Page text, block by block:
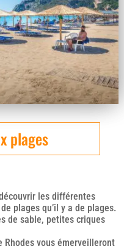
plages
les différentes
plages qu’il y a de plages.
de sable, petites criques
Rhodes vous émerveilleront